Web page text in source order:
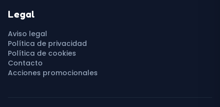
Legal
Aviso legal
Política de privacidad
Política de cookies
Contacto
Acciones promocionales